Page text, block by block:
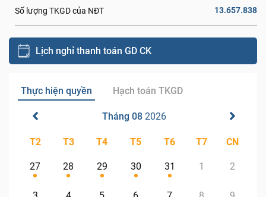
Số lượng TKGD của NĐT 13.657.838
Lịch nghỉ thanh toán GD CK
Thực hiện quyền Hạch toán TKGD
Tháng 08 2026
T2 T3 T4 T5 T6 T7 CN
27 28 29 30 31 1 2